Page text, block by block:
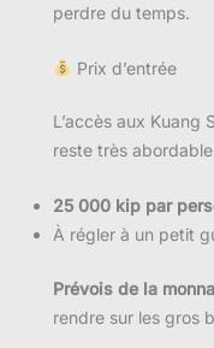
perdre du temps.
Prix d’entrée
L’accès aux Kuang
reste très
25 000 kip par
À régler à un petit
Prévois de la
rendre sur les gros